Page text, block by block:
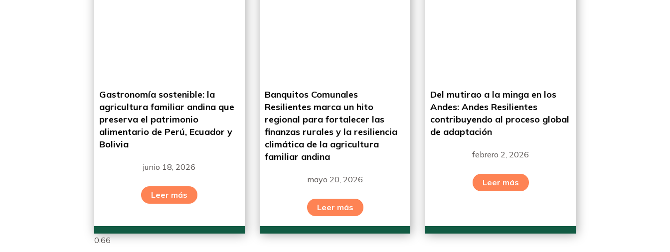
Gastronomía sostenible: la
agricultura familiar andina que
preserva el patrimonio
alimentario de Perú, Ecuador y
Bolivia
junio 18, 2026
Leer más
Banquitos Comunales
Resilientes marca un hito
regional para fortalecer las
finanzas rurales y la resiliencia
climática de la agricultura
familiar andina
mayo 20, 2026
Leer más
Del mutirao a la minga en los
Andes: Andes Resilientes
contribuyendo al proceso global
de adaptación
febrero 2, 2026
Leer más